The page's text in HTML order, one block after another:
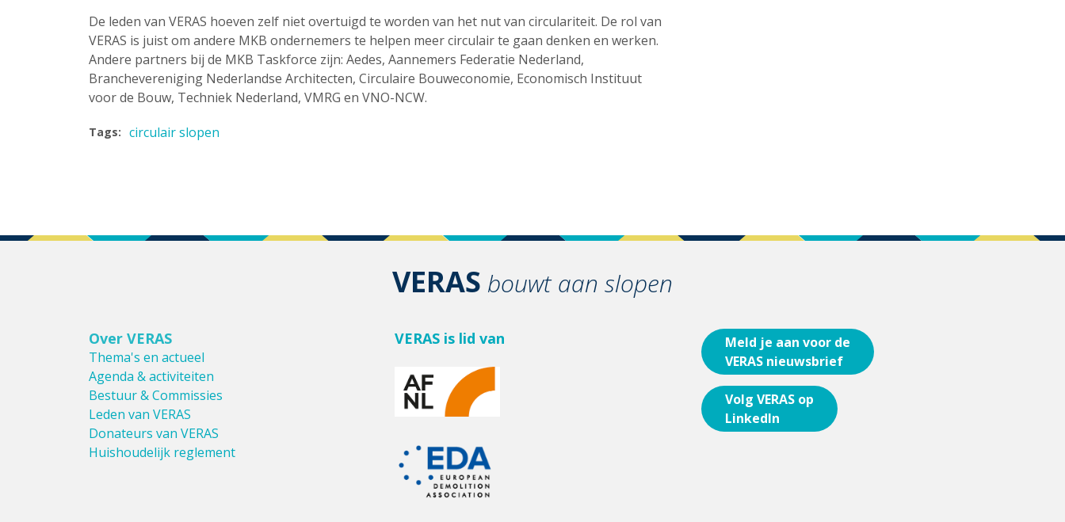
De leden van VERAS hoeven zelf niet overtuigd te worden van het nut van circulariteit. De rol van
VERAS is juist om andere MKB ondernemers te helpen meer circulair te gaan denken en werken.
Andere partners bij de MKB Taskforce zijn: Aedes, Aannemers Federatie Nederland,
Branchevereniging Nederlandse Architecten, Circulaire Bouweconomie, Economisch Instituut
voor de Bouw, Techniek Nederland, VMRG en VNO-NCW.
Tags: circulair slopen
VERAS bouwt aan slopen
Over VERAS
Thema's en actueel
Agenda & activiteiten
Bestuur & Commissies
Leden van VERAS
Donateurs van VERAS
Huishoudelijk reglement
VERAS is lid van
Meld je aan voor de
VERAS nieuwsbrief
Volg VERAS op
LinkedIn